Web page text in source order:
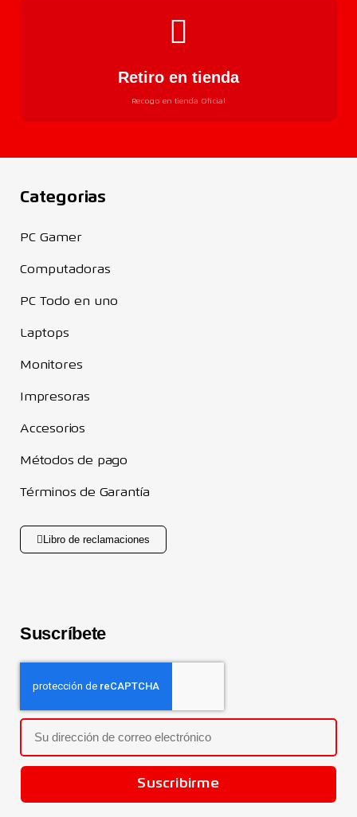
Retiro en tienda
Recogo en tienda Oficial
Categorias
PC Gamer
Computadoras
PC Todo en uno
Laptops
Monitores
Impresoras
Accesorios
Métodos de pago
Términos de Garantía
Libro de reclamaciones
Suscríbete
Suscribirme